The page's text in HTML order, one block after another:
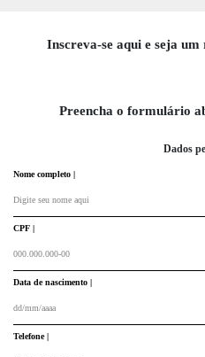
Inscreva-se aqui e seja um
Preencha o formulário
Dados
Nome completo |
CPF |
Data de nascimento |
Telefone |